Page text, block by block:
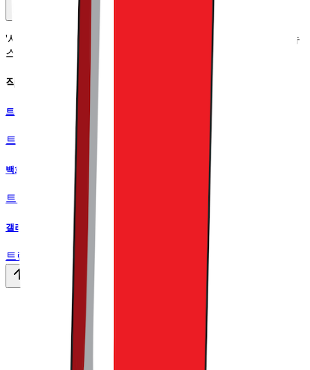
'사고 파는 모든 것'에 대한 이야기를 다루는 커머스 버티컬 뉴
스레터
작가의 다른글
트레이더 조는 홈플러스와 차원이 달라
트렌드라이트 •
백화점·편의점·알람 앱까지 아이돌을 찾는 이유
트렌드라이트 •
갤러리아와 아워홈이 로봇 회사와 묶인 이유
트렌드라이트 •